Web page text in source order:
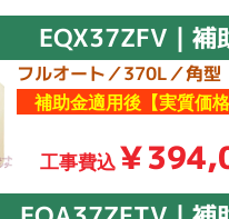
EQX37ZFV｜補
フルオート／370L／角型
補助金適用後【実質価
工事費込￥